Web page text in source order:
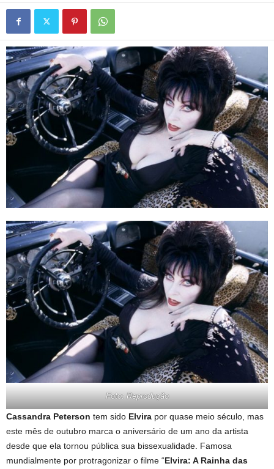
Foto: Reprodução
Cassandra Peterson tem sido Elvira por quase meio século, mas
este mês de outubro marca o aniversário de um ano da artista
desde que ela tornou pública sua bissexualidade. Famosa
mundialmente por protragonizar o filme “Elvira: A Rainha das